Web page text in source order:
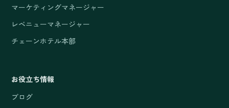
マーケティングマネージャー
レベニューマネージャー
チェーンホテル本部
お役立ち情報
ブログ